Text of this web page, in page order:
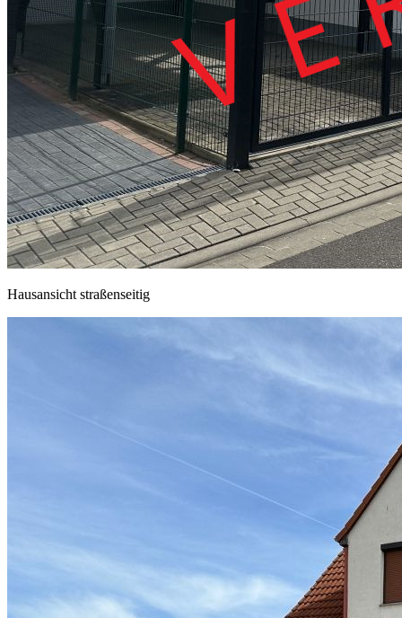
Hausansicht straßenseitig